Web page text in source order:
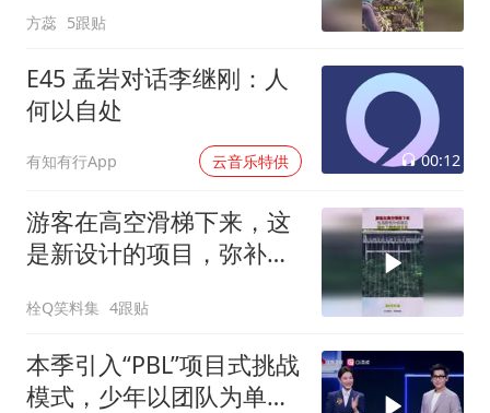
方蕊 5跟贴
E45 孟岩对话李继刚：人
何以自处
有知有行App 云音乐特供 00:12
游客在高空滑梯下来，这
是新设计的项目，弥补了
栓Q笑料集 4跟贴
本季引入“PBL”项目式挑战
模式，少年以团队为单